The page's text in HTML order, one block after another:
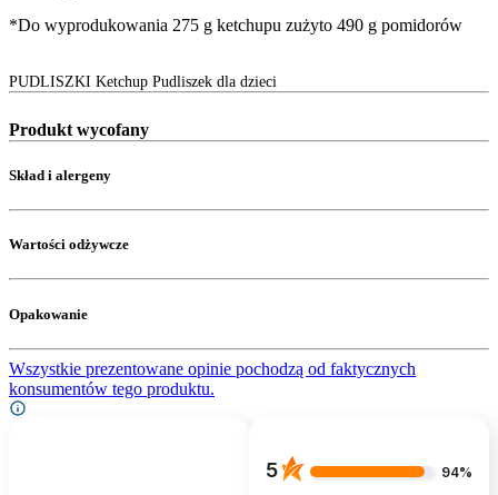
*Do wyprodukowania 275 g ketchupu zużyto 490 g pomidorów
PUDLISZKI Ketchup Pudliszek dla dzieci
Produkt wycofany
Skład i alergeny
Wartości odżywcze
Opakowanie
Wszystkie prezentowane opinie pochodzą od faktycznych
konsumentów tego produktu.
5 94%